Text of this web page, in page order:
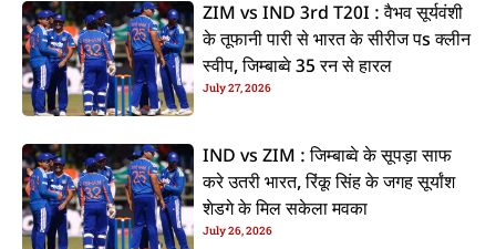
ZIM vs IND 3rd T20I : वैभव सूर्यवंशी
के तूफानी पारी से भारत के सीरीज पs क्लीन
स्वीप, जिम्बाब्वे 35 रन से हारल
July 27, 2026
IND vs ZIM : जिम्बाब्वे के सूपड़ा साफ
करे उतरी भारत, रिंकू सिंह के जगह सूर्यांश
शेडगे के मिल सकेला मवका
July 26, 2026